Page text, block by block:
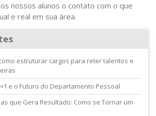
nossos alunos o contato com o que
e real em sua área.
estruturar cargos para reter talentos e
e o Futuro do Departamento Pessoal
que Gera Resultado: Como se Tornar um